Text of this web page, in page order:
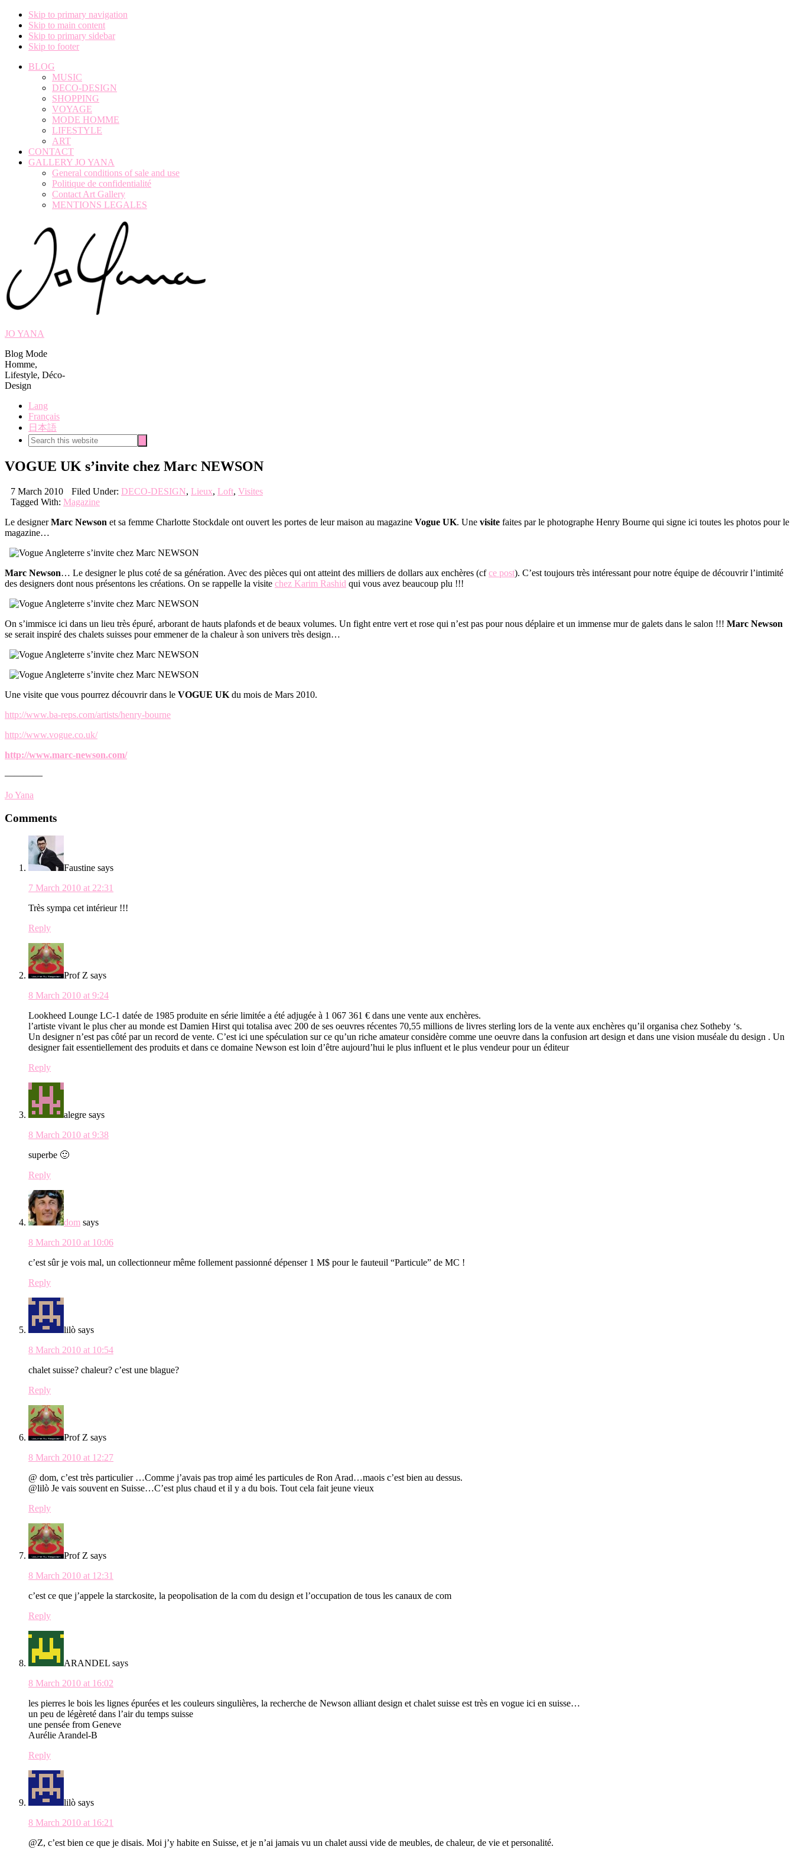
Skip to primary navigation
Skip to main content
Skip to primary sidebar
Skip to footer
BLOG
MUSIC
DECO-DESIGN
SHOPPING
VOYAGE
MODE HOMME
LIFESTYLE
ART
CONTACT
GALLERY JO YANA
General conditions of sale and use
Politique de confidentialité
Contact Art Gallery
MENTIONS LEGALES
JO YANA
Blog Mode
Homme,
Lifestyle, Déco-
Design
Lang
Français
日本語
Search
this
website
VOGUE UK s’invite chez Marc NEWSON
7 March 2010 Filed Under: DECO-DESIGN, Lieux, Loft, Visites
Tagged With: Magazine
Le designerMarc Newson et sa femme Charlotte Stockdale ont ouvert les portes de leur maison au magazine Vogue UK. Une visite faites par le photographe Henry Bourne qui signe ici toutes les photos pour le
magazine…
Marc Newson… Le designer le plus coté de sa génération. Avec des pièces qui ont atteint des milliers de dollars aux enchères (cfce post). C’est toujours très intéressant pour notre équipe de découvrir l’intimité
des designers dont nous présentons les créations. On se rappelle la visite chez Karim Rashid qui vous avez beaucoup plu !!!
On s’immisce ici dans un lieu très épuré, arborant de hauts plafonds et de beaux volumes. Un fight entre vert et rose qui n’est pas pour nous déplaire et un immense mur de galets dans le salon !!! Marc Newson
se serait inspiré des chalets suisses pour emmener de la chaleur à son univers très design…
Une visite que vous pourrez découvrir dans le VOGUE UK du mois de Mars 2010.
http://www.ba-reps.com/artists/henry-bourne
http://www.vogue.co.uk/
http://www.marc-newson.com/
————
Jo Yana
Reader
Interactions
Comments
Faustine says
7 March 2010 at 22:31
Très sympa cet intérieur !!!
Reply
Prof Z says
8 March 2010 at 9:24
Lookheed Lounge LC-1 datée de 1985 produite en série limitée a été adjugée à 1 067 361 € dans une vente aux enchères.
l’artiste vivant le plus cher au monde est Damien Hirst qui totalisa avec 200 de ses oeuvres récentes 70,55 millions de livres sterling lors de la vente aux enchères qu’il organisa chez Sotheby ‘s.
Un designer n’est pas côté par un record de vente. C’est ici une spéculation sur ce qu’un riche amateur considère comme une oeuvre dans la confusion art design et dans une vision muséale du design . Un
designer fait essentiellement des produits et dans ce domaine Newson est loin d’être aujourd’hui le plus influent et le plus vendeur pour un éditeur
Reply
alegre says
8 March 2010 at 9:38
superbe 🙂
Reply
dom says
8 March 2010 at 10:06
c’est sûr je vois mal, un collectionneur même follement passionné dépenser 1 M$ pour le fauteuil “Particule” de MC !
Reply
lilò says
8 March 2010 at 10:54
chalet suisse? chaleur? c’est une blague?
Reply
Prof Z says
8 March 2010 at 12:27
@ dom, c’est très particulier …Comme j’avais pas trop aimé les particules de Ron Arad…maois c’est bien au dessus.
@lilò Je vais souvent en Suisse…C’est plus chaud et il y a du bois. Tout cela fait jeune vieux
Reply
Prof Z says
8 March 2010 at 12:31
c’est ce que j’appele la starckosite, la peopolisation de la com du design et l’occupation de tous les canaux de com
Reply
ARANDEL says
8 March 2010 at 16:02
les pierres le bois les lignes épurées et les couleurs singulières, la recherche de Newson alliant design et chalet suisse est très en vogue ici en suisse…
un peu de légèreté dans l’air du temps suisse
une pensée from Geneve
Aurélie Arandel-B
Reply
lilò says
8 March 2010 at 16:21
@Z, c’est bien ce que je disais. Moi j’y habite en Suisse, et je n’ai jamais vu un chalet aussi vide de meubles, de chaleur, de vie et personalité.